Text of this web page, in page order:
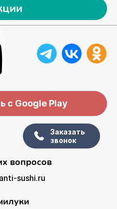
с Google Play
Заказать
звонок
вопросов
sushi.ru